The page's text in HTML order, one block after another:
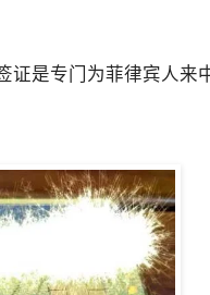
是专门为菲律宾人来